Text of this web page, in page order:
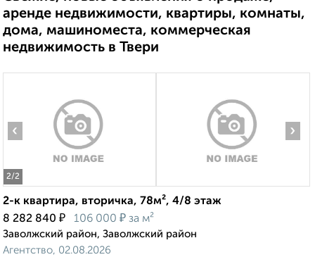
аренде недвижимости, квартиры, комнаты,
дома, машиноместа, коммерческая
недвижимость в Твери
2/2
‹ ›
2-к квартира, вторичка, 78м², 4/8 этаж
8 282 840 ₽ 106 000 ₽ за м²
Заволжский район, Заволжский район
Агентство, 02.08.2026